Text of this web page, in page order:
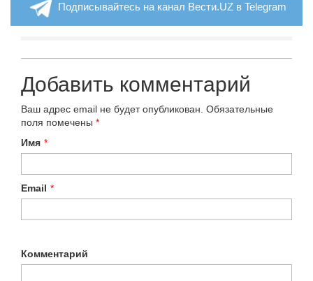
Подписывайтесь на канал Вести.UZ в Telegram
Добавить комментарий
Ваш адрес email не будет опубликован. Обязательные
поля помечены *
Имя *
Email *
Комментарий